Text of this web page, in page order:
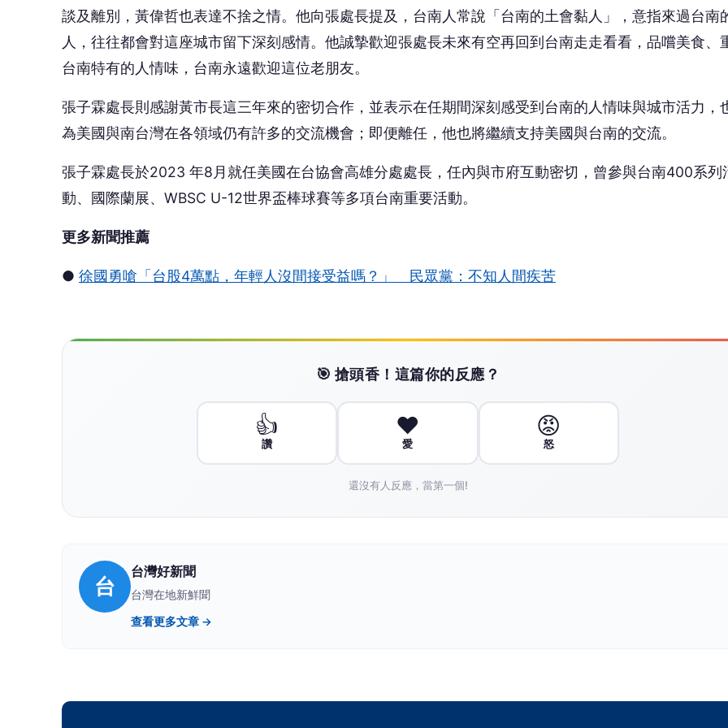
談及離別，黃偉哲也表達不捨之情。他向張處長提及，台南人常說「台南的土會黏人」，意指來過台南
人，往往都會對這座城市留下深刻感情。他誠摯歡迎張處長未來有空再回到台南走走看看，品嚐美食、
台南特有的人情味，台南永遠歡迎這位老朋友。
張子霖處長則感謝黃市長這三年來的密切合作，並表示在任期間深刻感受到台南的人情味與城市活力，
為美國與南台灣在各領域仍有許多的交流機會；即便離任，他也將繼續支持美國與台南的交流。
張子霖處長於2023 年8月就任美國在台協會高雄分處處長，任內與市府互動密切，曾參與台南400系列
動、國際蘭展、WBSC U-12世界盃棒球賽等多項台南重要活動。
更多新聞推薦
● 徐國勇嗆「台股4萬點，年輕人沒間接受益嗎？」 民眾黨：不知人間疾苦
🎯 搶頭香！這篇你的反應？
👍
讚
❤️
愛
😡
怒
還沒有人反應，當第一個!
台
台灣好新聞
台灣在地新鮮聞
查看更多文章 →